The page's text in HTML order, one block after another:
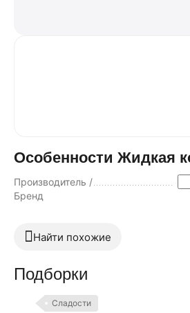
Особенности Жидкая
Производитель /
Бренд
Найти похожие
Подборки
Сладости